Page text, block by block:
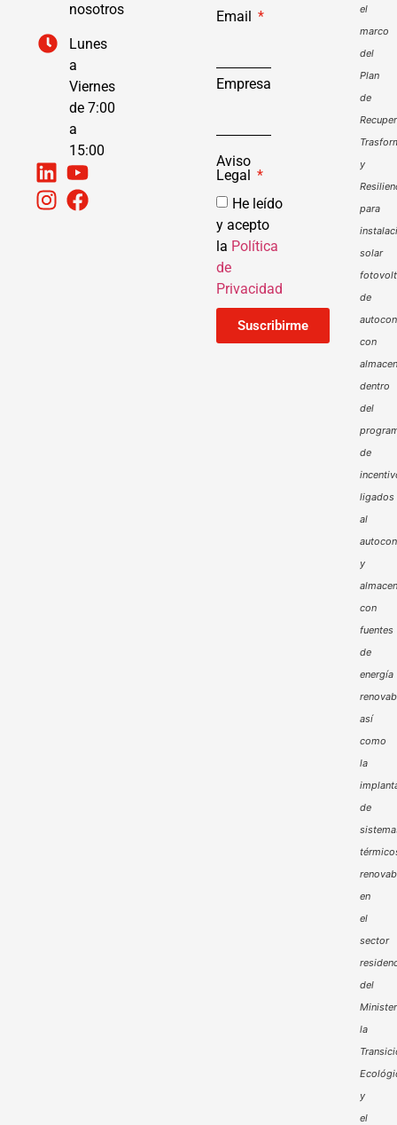
nosotros
Lunes
a
Viernes
de 7:00
a
15:00
Email
Empresa
Aviso
Legal
He leído
y acepto
la Política
de
Privacidad
Suscribirme
el
marco
del
Plan
de
y
para
solar
de
con
dentro
del
de
ligados
al
y
con
fuentes
de
energía
así
como
la
de
en
el
sector
del
la
y
el